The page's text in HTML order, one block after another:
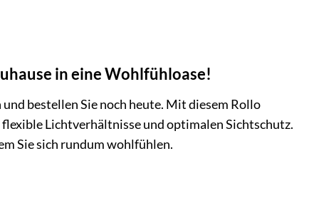
in eine Wohlfühloase!
bestellen Sie noch heute. Mit diesem Rollo
Lichtverhältnisse und optimalen Sichtschutz.
Sie sich rundum wohlfühlen.